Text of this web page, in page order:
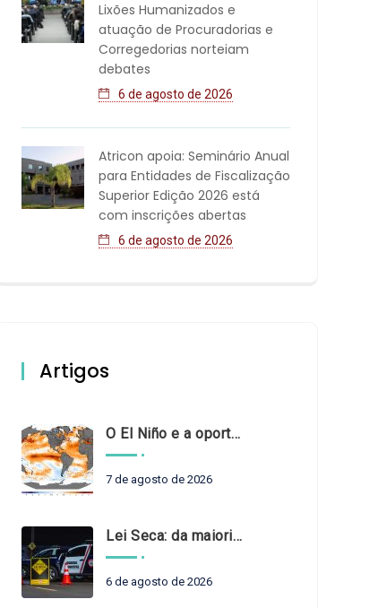
Lixões Humanizados e
atuação de Procuradorias e
Corregedorias norteiam
debates
6 de agosto de 2026
Atricon apoia: Seminário Anual
para Entidades de Fiscalização
Superior Edição 2026 está
com inscrições abertas
6 de agosto de 2026
Artigos
O El Niño e a oportunidade de fortalecer o controle externo das políticas climáticas
7 de agosto de 2026
Lei Seca: da maioridade à maturidade
6 de agosto de 2026